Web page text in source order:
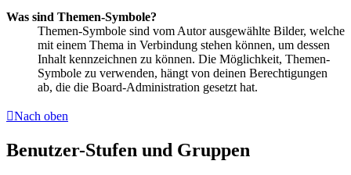
Was sind Themen-Symbole?
Themen-Symbole sind vom Autor ausgewählte Bilder, welche
mit einem Thema in Verbindung stehen können, um dessen
Inhalt kennzeichnen zu können. Die Möglichkeit, Themen-
Symbole zu verwenden, hängt von deinen Berechtigungen
ab, die die Board-Administration gesetzt hat.
Nach oben
Benutzer-Stufen und Gruppen